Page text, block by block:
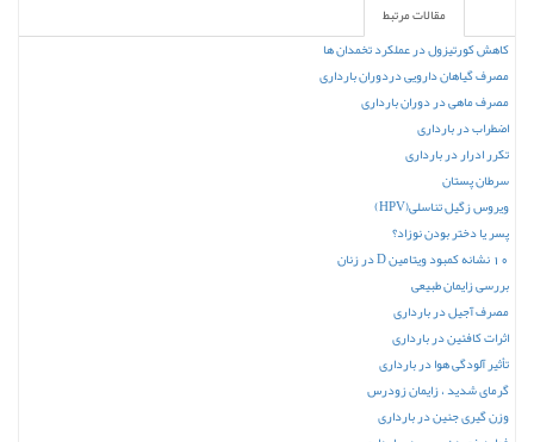
مقالات مرتبط
کاهش کورتیزول در عملکرد تخمدان ‌ها
مصرف گیاهان دارویی دردوران بارداری
مصرف ماهی در دوران بارداری
اضطراب در بارداری
تکرر ادرار در بارداری
سرطان پستان
ویروس زگیل تناسلی(HPV)
پسر یا دختر بودن نوزاد؟
10 نشانه کمبود ویتامین D در زنان
بررسی زایمان طبیعی
مصرف آجیل در بارداری
اثرات کافئین در بارداری
تأثیر آلودگی هوا در بارداری
گرمای شدید ، زایمان زودرس
وزن گیری جنین در بارداری